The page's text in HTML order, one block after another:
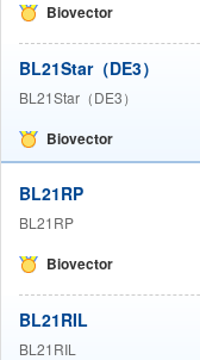
Biovector
BL21Star（DE3）
BL21Star（DE3）
Biovector
BL21RP
BL21RP
Biovector
BL21RIL
BL21RIL